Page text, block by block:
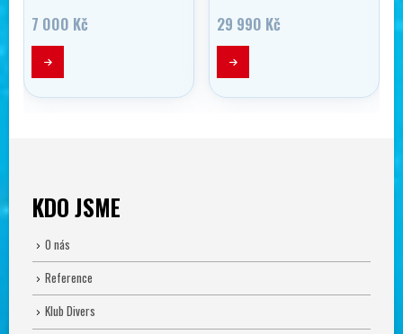
7 000 Kč 29 990 Kč
KDO JSME
O nás
Reference
Klub Divers